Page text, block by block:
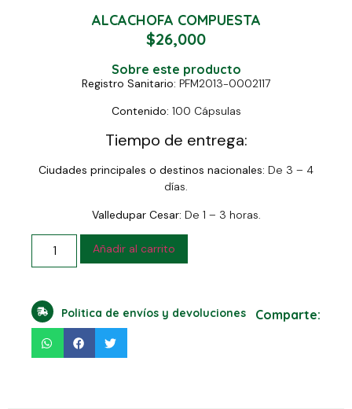
ALCACHOFA COMPUESTA
$26,000
Sobre este producto
Registro Sanitario: PFM2013-0002117
Contenido: 100 Cápsulas
Tiempo de entrega:
Ciudades principales o destinos nacionales: De 3 – 4
días.
Valledupar Cesar: De 1 – 3 horas.
Añadir al carrito
Politica de envíos y devoluciones Comparte: